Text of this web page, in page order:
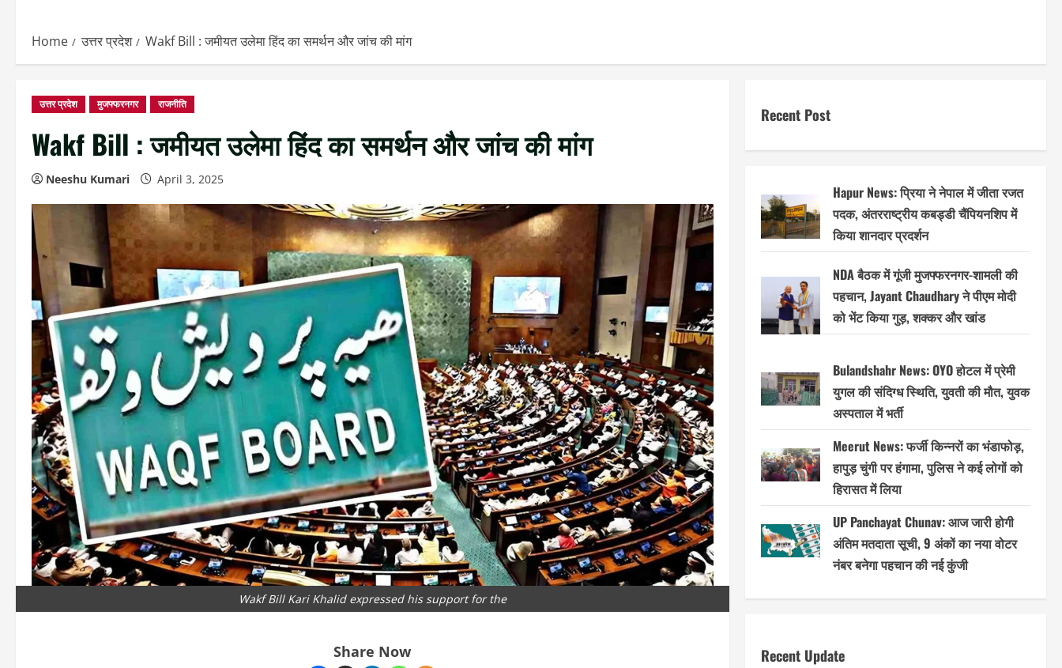
Home उत्तर प्रदेश Wakf Bill : जमीयत उलेमा हिंद का समर्थन और जांच की मांग
उत्तर प्रदेश मुजफ्फरनगर राजनीति
Wakf Bill : जमीयत उलेमा हिंद का समर्थन और जांच की मांग
Neeshu Kumari April 3, 2025
Wakf Bill Kari Khalid expressed his support for the
Share Now
Recent Post
Hapur News: प्रिया ने नेपाल में जीता रजत
पदक, अंतरराष्ट्रीय कबड्डी चैंपियनशिप में
किया शानदार प्रदर्शन
NDA बैठक में गूंजी मुजफ्फरनगर-शामली की
पहचान, Jayant Chaudhary ने पीएम मोदी
को भेंट किया गुड़, शक्कर और खांड
Bulandshahr News: OYO होटल में प्रेमी
युगल की संदिग्ध स्थिति, युवती की मौत, युवक
अस्पताल में भर्ती
Meerut News: फर्जी किन्नरों का भंडाफोड़,
हापुड़ चुंगी पर हंगामा, पुलिस ने कई लोगों को
हिरासत में लिया
UP Panchayat Chunav: आज जारी होगी
अंतिम मतदाता सूची, 9 अंकों का नया वोटर
नंबर बनेगा पहचान की नई कुंजी
Recent Update